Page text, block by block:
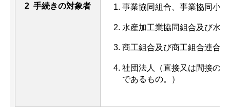
2 手続きの対象者 事業協同組合、事業協同小
水産加工業協同組合及び水
商工組合及び商工組合連合
社団法人（直接又は間接の
であるもの。）